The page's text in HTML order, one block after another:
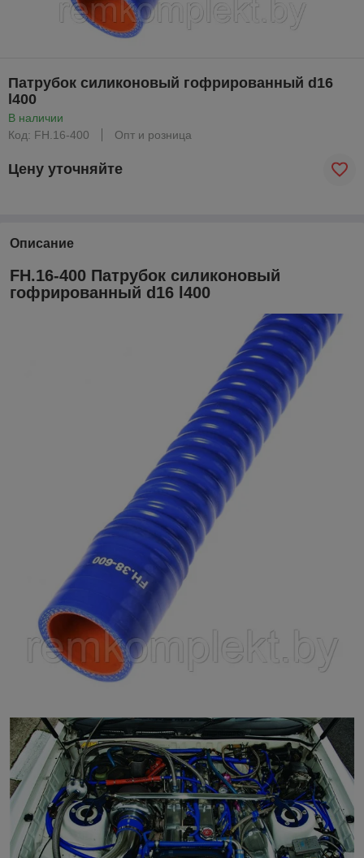
Патрубок силиконовый гофрированный d16
l400
В наличии
Код: FH.16-400
Опт и розница
Цену уточняйте
Описание
FH.16-400 Патрубок силиконовый
гофрированный d16 l400